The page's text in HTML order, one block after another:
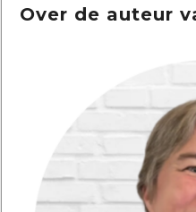
Over de auteur